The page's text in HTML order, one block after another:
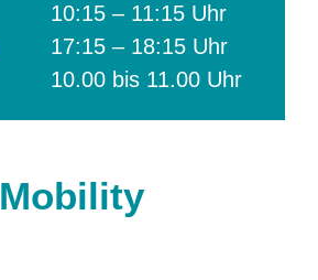
10:15 – 11:15 Uhr
17:15 – 18:15 Uhr
10.00 bis 11.00 Uhr
Mobility